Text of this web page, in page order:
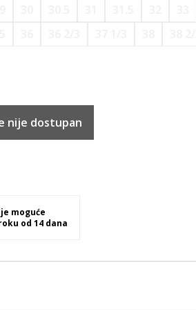
nije dostupan
moguće
od 14 dana